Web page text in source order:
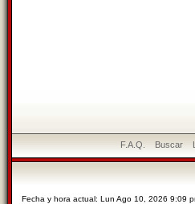
F.A.Q. Buscar
Fecha y hora actual: Lun Ago 10, 2026 9:09